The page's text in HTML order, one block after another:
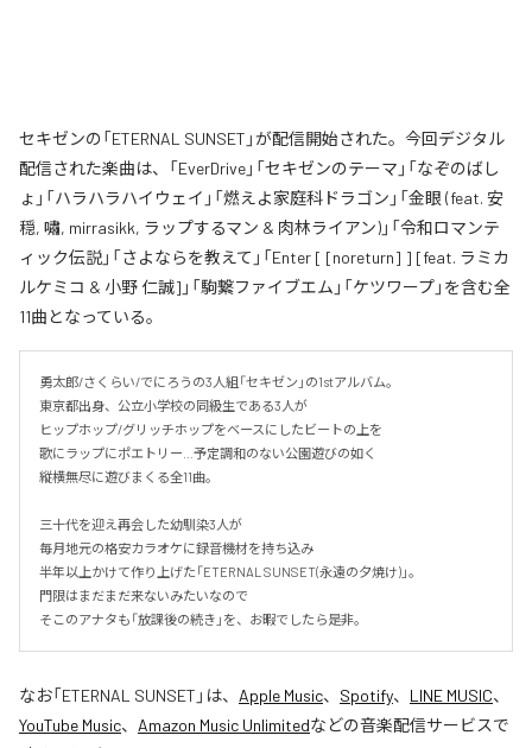
セキゼンの「ETERNAL SUNSET」が配信開始された。今回デジタル
配信された楽曲は、「EverDrive」「セキゼンのテーマ」「なぞのばし
ょ」「ハラハラハイウェイ」「燃えよ家庭科ドラゴン」「金眼 (feat. 安
穏, 嘯, mirrasikk, ラップするマン & 肉林ライアン)」「令和ロマンテ
ィック伝説」「さよならを教えて」「Enter [ [noreturn] ] [feat. ラミカ
ルケミコ & 小野 仁誠]」「駒繋ファイブエム」「ケツワープ」を含む全
11曲となっている。
勇太郎/さくらい/でにろうの3人組「セキゼン」の1stアルバム。
東京都出身、公立小学校の同級生である3人が
ヒップホップ/グリッチホップをベースにしたビートの上を
歌にラップにポエトリー…予定調和のない公園遊びの如く
縦横無尽に遊びまくる全11曲。
三十代を迎え再会した幼馴染3人が
毎月地元の格安カラオケに録音機材を持ち込み
半年以上かけて作り上げた「ETERNAL SUNSET(永遠の夕焼け)」。
門限はまだまだ来ないみたいなので
そこのアナタも「放課後の続き」を、お暇でしたら是非。
なお「ETERNAL SUNSET 」は、 Apple Music、 Spotify、 LINE MUSIC、
YouTube Music、 Amazon Music Unlimitedなどの音楽配信サービスで